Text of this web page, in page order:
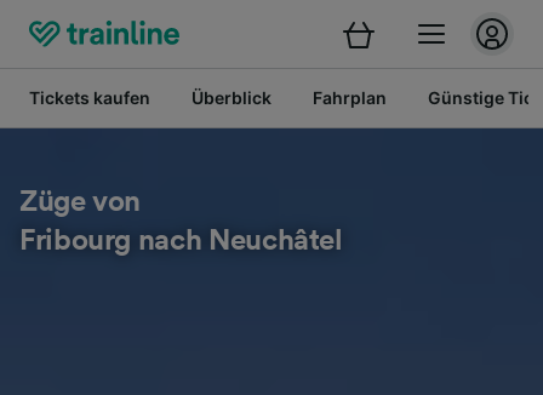
Tickets kaufen Überblick Fahrplan Günstige
Züge von
Fribourg nach Neuchâtel